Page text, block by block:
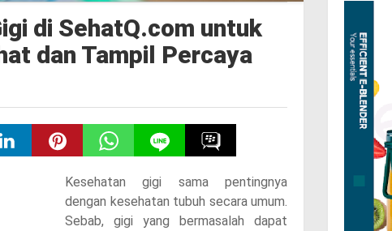
di SehatQ.com untuk
dan Tampil Percaya
Kesehatan gigi sama pentingnya
dengan kesehatan tubuh secara umum.
Sebab, gigi yang bermasalah dapat